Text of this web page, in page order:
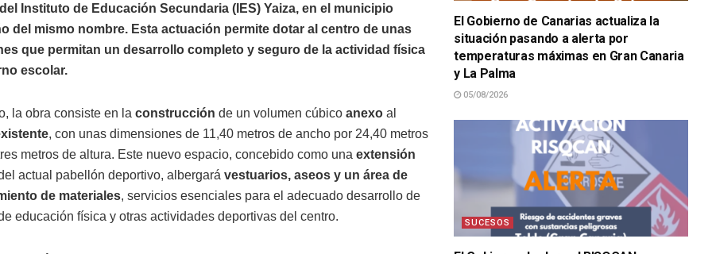
Instituto de Educación Secundaria (IES) Yaiza, en el municipio
del mismo nombre. Esta actuación permite dotar al centro de unas
que permitan un desarrollo completo y seguro de la actividad física
escolar.
la obra consiste en la construcción de un volumen cúbico anexo al
, con unas dimensiones de 11,40 metros de ancho por 24,40 metros
metros de altura. Este nuevo espacio, concebido como una extensión
actual pabellón deportivo, albergará vestuarios, aseos y un área de
de materiales, servicios esenciales para el adecuado desarrollo de
educación física y otras actividades deportivas del centro.
El Gobierno de Canarias actualiza la
situación pasando a alerta por
temperaturas máximas en Gran Canaria
y La Palma
05/08/2026
SUCESOS